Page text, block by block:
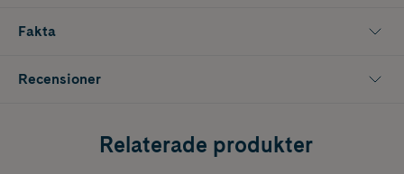
Fakta
Recensioner
Relaterade produkter